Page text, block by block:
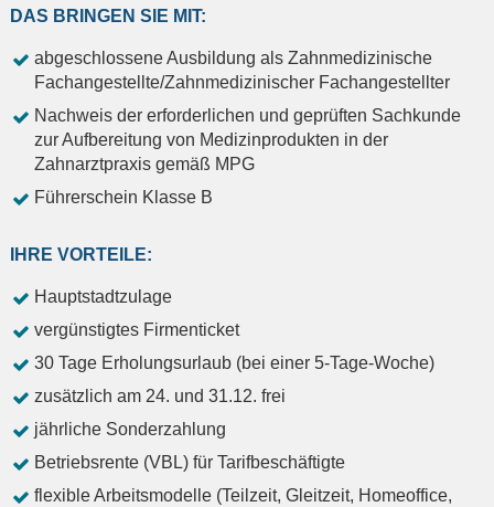
DAS BRINGEN SIE MIT:
abgeschlossene Ausbildung als Zahnmedizinische
Fachangestellte/Zahnmedizinischer Fachangestellter
Nachweis der erforderlichen und geprüften Sachkunde
zur Aufbereitung von Medizinprodukten in der
Zahnarztpraxis gemäß MPG
Führerschein Klasse B
IHRE VORTEILE:
Hauptstadtzulage
vergünstigtes Firmenticket
30 Tage Erholungsurlaub (bei einer 5-Tage-Woche)
zusätzlich am 24. und 31.12. frei
jährliche Sonderzahlung
Betriebsrente (VBL) für Tarifbeschäftigte
flexible Arbeitsmodelle (Teilzeit, Gleitzeit, Homeoffice,